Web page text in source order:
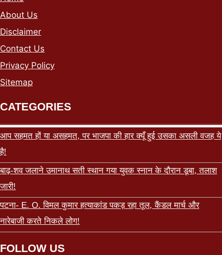
About Us
Disclaimer
Contact Us
Privacy Policy
Sitemap
CATEGORIES
आप सहमत हों या असहमत, पर भाजपा की हार क्यूँ हुई उसका असली वजह ये
है!
बाढ़-शव जलाने उमानाथ सती स्थान गया युवक स्नान के दौरान डूबा, तलाश
जारी!
पटना- E. O. विमल कुमार हत्याकांड पकड़ रहा तूल, कैंडल मार्च और
नारेबाजी करते निकले लोग!
FOLLOW US